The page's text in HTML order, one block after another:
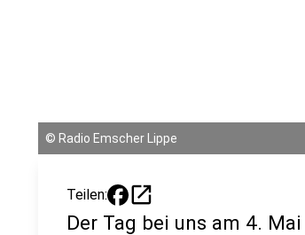
© Radio Emscher Lippe
Teilen: open_in_new
Der Tag bei uns am 4. Mai